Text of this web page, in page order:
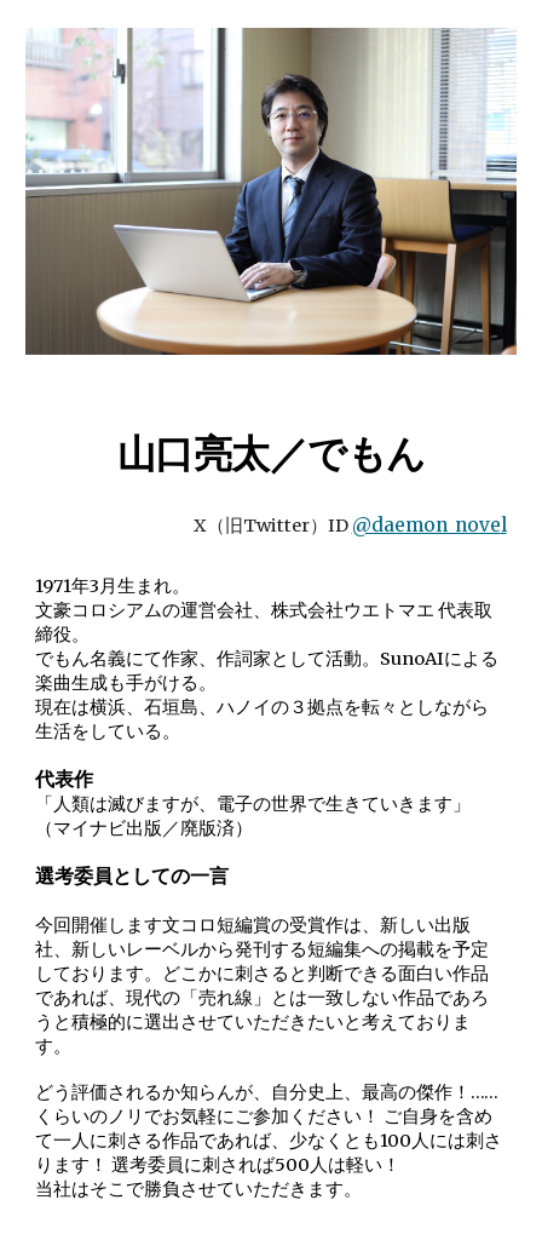
山口亮太／でもん
X（旧Twitter）ID @daemon_novel
1971年3月生まれ。
文豪コロシアムの運営会社、株式会社ウエトマエ 代表取
締役。
でもん名義にて作家、作詞家として活動。SunoAIによる
楽曲生成も手がける。
現在は横浜、石垣島、ハノイの３拠点を転々としながら
生活をしている。
代表作
「人類は滅びますが、電子の世界で生きていきます」
（マイナビ出版／廃版済）
選考委員としての一言
今回開催します文コロ短編賞の受賞作は、新しい出版
社、新しいレーベルから発刊する短編集への掲載を予定
しております。どこかに刺さると判断できる面白い作品
であれば、現代の「売れ線」とは一致しない作品であろ
うと積極的に選出させていただきたいと考えておりま
す。
どう評価されるか知らんが、自分史上、最高の傑作！……
くらいのノリでお気軽にご参加ください！ ご自身を含め
て一人に刺さる作品であれば、少なくとも100人には刺さ
ります！ 選考委員に刺されば500人は軽い！
当社はそこで勝負させていただきます。